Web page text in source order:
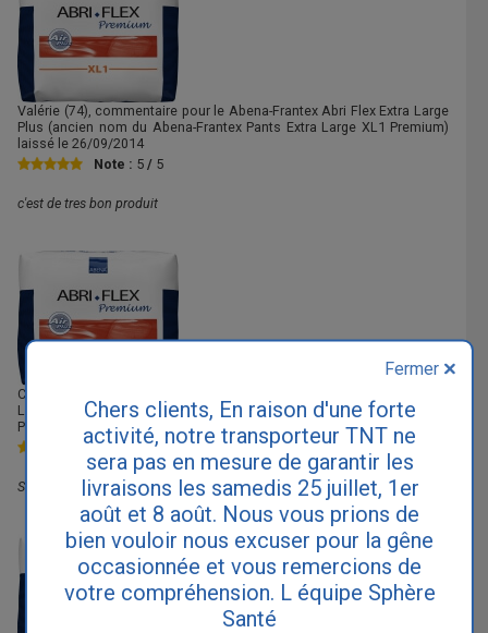
Valérie (74), commentaire pour le Abena-Frantex Abri Flex Extra Large
Plus (ancien nom du Abena-Frantex Pants Extra Large XL1 Premium)
laissé le 26/09/2014
Note : 5 / 5
c'est de tres bon produit
Claudette
Large Plus (ancien nom du Abena-Frantex Pants Extra Large XL1
Premium) laissé le 15/06/2014
Note : 5/5
Satisfaisant.
Chers clients, En raison d'une forte
activité, notre transporteur TNT ne
sera pas en mesure de garantir les
livraisons les samedis 25 juillet, 1er
août et 8 août. Nous vous prions de
bien vouloir nous excuser pour la gêne
occasionnée et vous remercions de
votre compréhension. L équipe Sphère
Santé
Fermer